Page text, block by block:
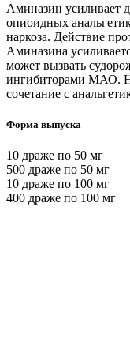
Аминазин усиливает
опиоидных
наркоза. Действие
Аминазина
может вызвать
ингибиторами МАО.
сочетание с
Форма выпуска
10 драже по 50 мг
500 драже по 50 мг
10 драже по 100 мг
400 драже по 100 мг